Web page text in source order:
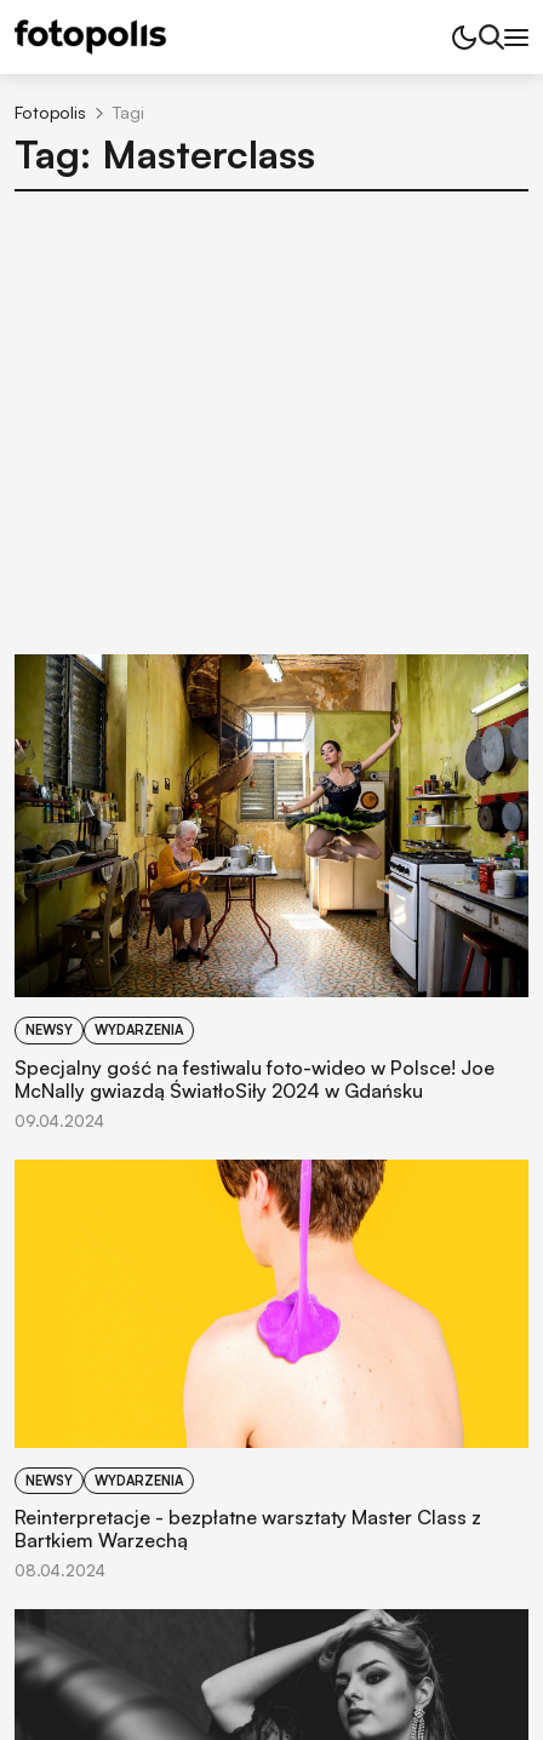
Fotopolis Tagi
Tag: Masterclass
NEWSY WYDARZENIA
Specjalny gość na festiwalu foto-wideo w Polsce! Joe
McNally gwiazdą ŚwiatłoSiły 2024 w Gdańsku
09.04.2024
NEWSY WYDARZENIA
Reinterpretacje - bezpłatne warsztaty Master Class z
Bartkiem Warzechą
08.04.2024